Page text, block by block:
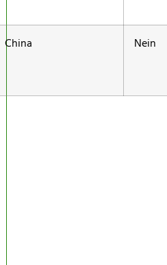
China Nein